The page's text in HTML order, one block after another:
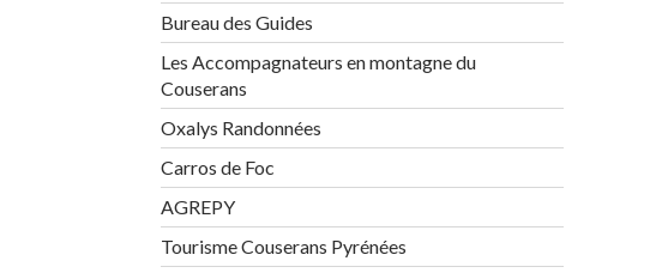
Bureau des Guides
Les Accompagnateurs en montagne du
Couserans
Oxalys Randonnées
Carros de Foc
AGREPY
Tourisme Couserans Pyrénées